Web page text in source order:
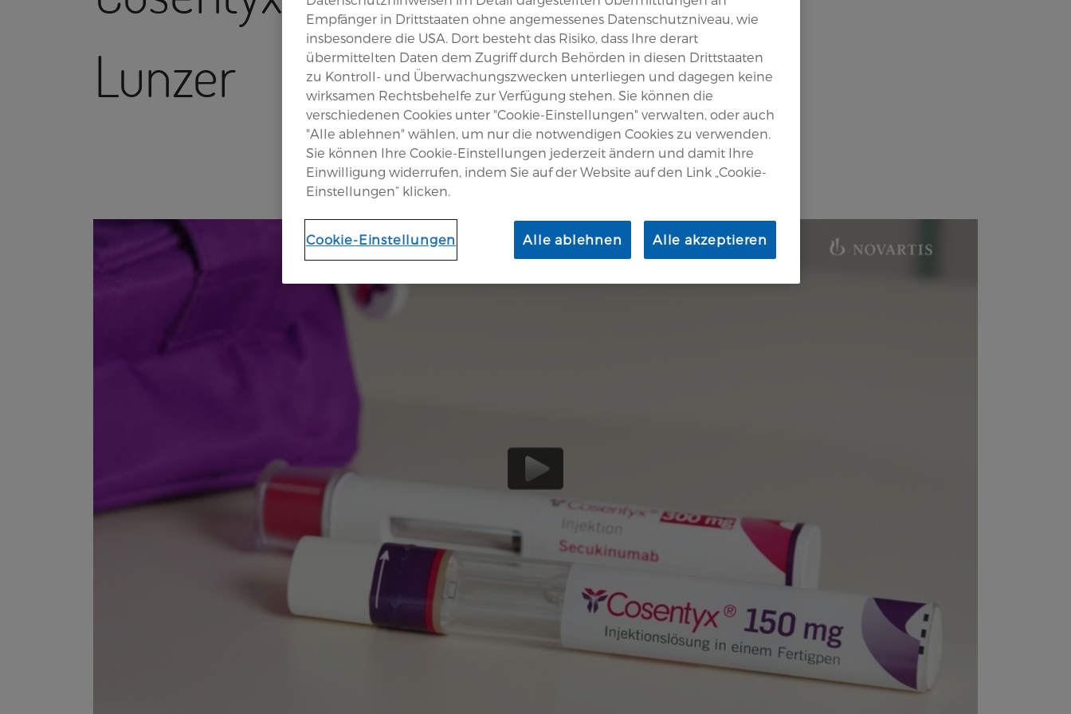
Lunzer
Empfänger in Drittstaaten ohne angemessenes Datenschutzniveau, wie
insbesondere die USA. Dort besteht das Risiko, dass Ihre derart
übermittelten Daten dem Zugriff durch Behörden in diesen Drittstaaten
zu Kontroll- und Überwachungszwecken unterliegen und dagegen keine
wirksamen Rechtsbehelfe zur Verfügung stehen. Sie können die
verschiedenen Cookies unter "Cookie-Einstellungen" verwalten, oder auch
"Alle ablehnen" wählen, um nur die notwendigen Cookies zu verwenden.
Sie können Ihre Cookie-Einstellungen jederzeit ändern und damit Ihre
Einwilligung widerrufen, indem Sie auf der Website auf den Link „Cookie-
Einstellungen“ klicken.
Cookie-Einstellungen Alle ablehnen Alle akzeptieren